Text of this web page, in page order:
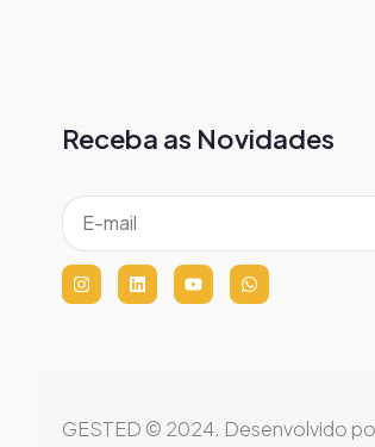
Receba as Novidades
GESTED © 2024. Desenvolvido